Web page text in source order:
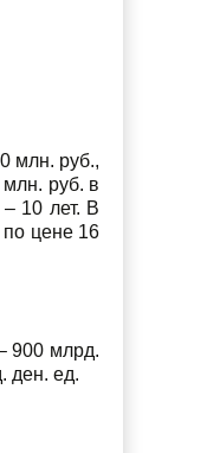
млн. руб.,
руб. в
– 10 лет. В
цене 16
900 млрд.
ден. ед.